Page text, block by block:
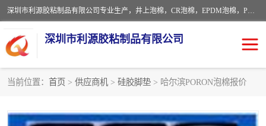
深圳市利源胶粘制品有限公司专业生产，井上泡棉，CR泡棉，EPDM泡棉，PORON泡棉厚度剖切，公差正负0.1mm，硅胶条，脚垫，异形一次成型，雕刻EVA海绵；包装材料:精密仪器、医疗器具、运输时缓冲、防震材料。建筑:住房装潢材料、房屋门窗密封；轻便、强韧性：轻便并且具有较强的韧性，良好的耐油性与耐溶剂性。隔热性：导热性低具有优越的保温性，具有的回弹性。
深圳市利源胶粘制品有限公司
当前位置： 首页 > 供应商机 > 硅胶脚垫 > 哈尔滨PORON泡棉报价